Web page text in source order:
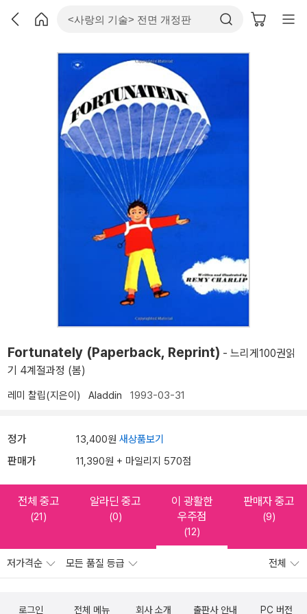
Fortunately (Paperback, Reprint) - 느리게100권읽
기 4계절과정 (봄)
레미 찰립(지은이) Aladdin 1993-03-31
정가 13,400원 새상품보기
판매가 11,390원 + 마일리지 570점
전체 중고
(21)
알라딘 중고
(0)
이 광활한
우주점
(12)
판매자 중고
(9)
저가격순 모든 품질 등급 전체
로그인 전체 메뉴 회사 소개 출판사 안내 PC 버전